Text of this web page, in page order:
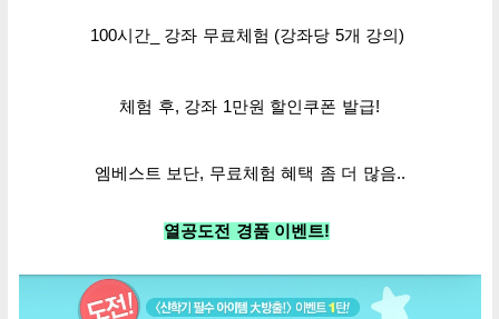
100시간_ 강좌 무료체험 (강좌당 5개 강의)
체험 후, 강좌 1만원 할인쿠폰 발급!
엠베스트 보단, 무료체험 혜택 좀 더 많음..
열공도전 경품 이벤트!